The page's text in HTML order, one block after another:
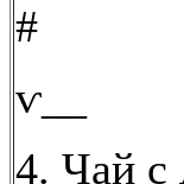
#
ѵ__
4. Чай с